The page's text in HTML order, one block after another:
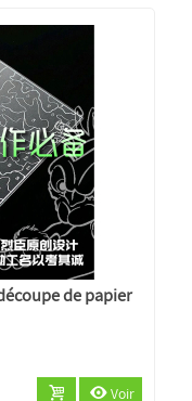
de papier
Voir